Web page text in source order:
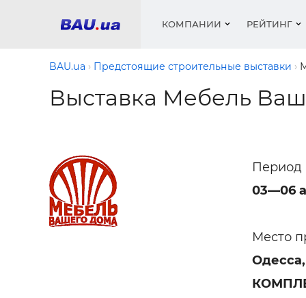
КОМПАНИИ РЕЙТИНГ
Мебель
песок,
BAU.ua Предстоящие строительные выставки
Выставка Мебель
Период
03—06
Место